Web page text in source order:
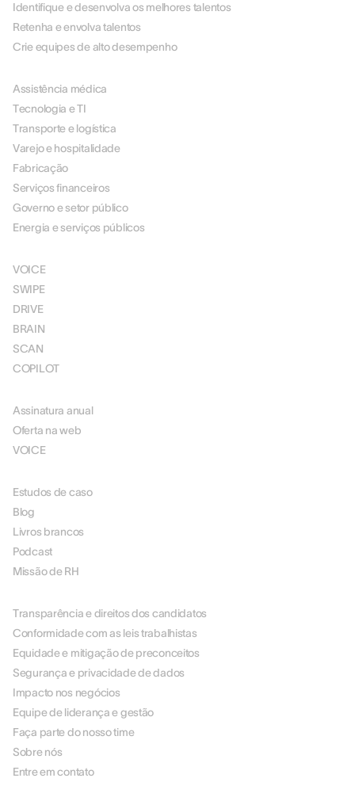
Identifique e desenvolva os melhores talentos
Retenha e envolva talentos
Crie equipes de alto desempenho
Assistência médica
Tecnologia e TI
Transporte e logística
Varejo e hospitalidade
Fabricação
Serviços financeiros
Governo e setor público
Energia e serviços públicos
VOICE
SWIPE
DRIVE
BRAIN
SCAN
COPILOT
Assinatura anual
Oferta na web
VOICE
Estudos de caso
Blog
Livros brancos
Podcast
Missão de RH
Transparência e direitos dos candidatos
Conformidade com as leis trabalhistas
Equidade e mitigação de preconceitos
Segurança e privacidade de dados
Impacto nos negócios
Equipe de liderança e gestão
Faça parte do nosso time
Sobre nós
Entre em contato